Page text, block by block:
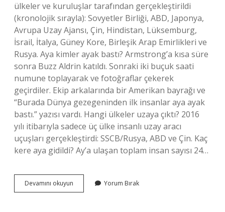
ülkeler ve kuruluşlar tarafından gerçekleştirildi
(kronolojik sırayla): Sovyetler Birliği, ABD, Japonya,
Avrupa Uzay Ajansı, Çin, Hindistan, Lüksemburg,
İsrail, İtalya, Güney Kore, Birleşik Arap Emirlikleri ve
Rusya. Aya kimler ayak bastı? Armstrong’a kısa süre
sonra Buzz Aldrin katıldı. Sonraki iki buçuk saati
numune toplayarak ve fotoğraflar çekerek
geçirdiler. Ekip arkalarında bir Amerikan bayrağı ve
“Burada Dünya gezegeninden ilk insanlar aya ayak
bastı.” yazısı vardı. Hangi ülkeler uzaya çıktı? 2016
yılı itibarıyla sadece üç ülke insanlı uzay aracı
uçuşları gerçekleştirdi: SSCB/Rusya, ABD ve Çin. Kaç
kere aya gidildi? Ay’a ulaşan toplam insan sayısı 24…
Devamını okuyun
Hangi
Yorum Bırak